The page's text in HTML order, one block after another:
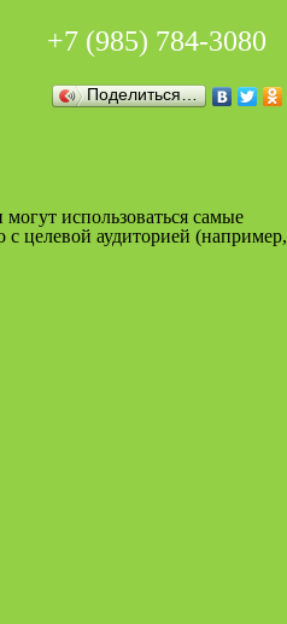
Поделиться…
использоваться самые
целевой аудиторией (например,
+7 (985) 784-3080